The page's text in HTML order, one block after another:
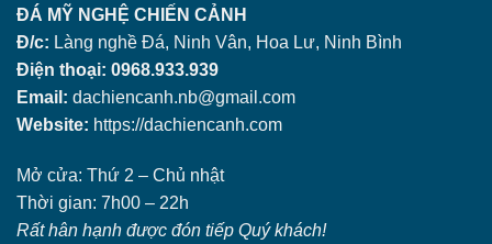
ĐÁ MỸ NGHỆ CHIẾN CẢNH
Đ/c: Làng nghề Đá, Ninh Vân, Hoa Lư, Ninh Bình
Điện thoại: 0968.933.939
Email: dachiencanh.nb@gmail.com
Website: https://dachiencanh.com
Mở cửa: Thứ 2 – Chủ nhật
Thời gian: 7h00 – 22h
Rất hân hạnh được đón tiếp Quý khách!